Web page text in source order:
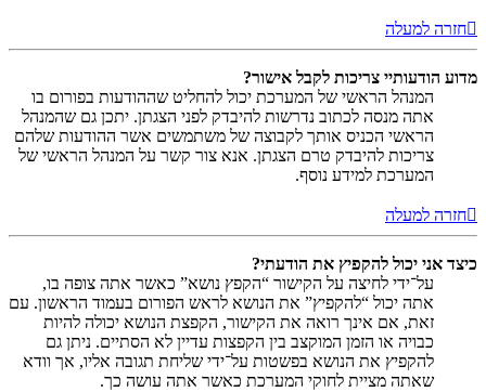
חזרה למעלה
מדוע הודעותיי צריכות לקבל אישור?
המנהל הראשי של המערכת יכול להחליט שההודעות בפורום בו
אתה מנסה לכתוב נדרשות להיבדק לפני הצגתן. יתכן גם שהמנהל
הראשי הכניס אותך לקבוצה של משתמשים אשר ההודעות שלהם
צריכות להיבדק טרם הצגתן. אנא צור קשר על המנהל הראשי של
המערכת למידע נוסף.
חזרה למעלה
כיצד אני יכול להקפיץ את הודעתי?
על־ידי לחיצה על הקישור “הקפץ נושא” כאשר אתה צופה בו,
אתה יכול “להקפיץ” את הנושא לראש הפורום בעמוד הראשון. עם
זאת, אם אינך רואה את הקישור, הקפצת הנושא יכולה להיות
כבויה או הזמן המוקצב בין הקפצות עדיין לא הסתיים. ניתן גם
להקפיץ את הנושא בפשטות על־ידי שליחת תגובה אליו, אך וודא
שאתה מציית לחוקי המערכת כאשר אתה עושה כך.